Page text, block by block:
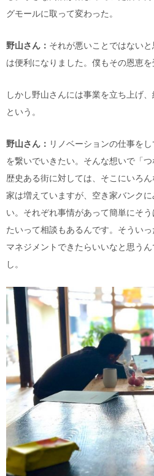
グモールに取って変わった。
野山さん： それが悪いことではない
は便利になりました。僕もその恩恵を
しかし野山さんには事業を立ち上げ
という。
野山さん： リノベーションの仕事を
を繋いでいきたい。そんな想いで「つ
歴史ある街に対しては、そこにいろ
家は増えていますが、空き家バンク
い。それぞれ事情があって簡単にそ
たいって相談もあるんです。そうい
マネジメントできたらいいなと思う
し。